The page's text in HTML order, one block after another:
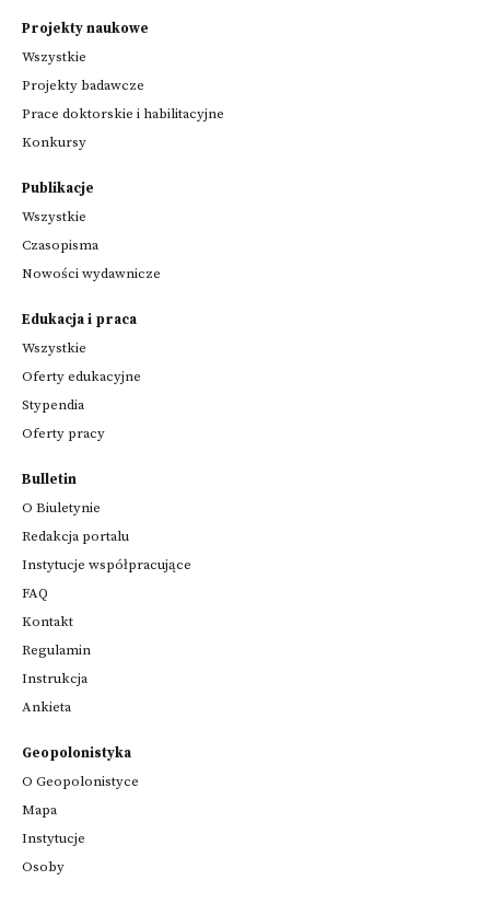
Projekty naukowe
Wszystkie
Projekty badawcze
Prace doktorskie i habilitacyjne
Konkursy
Publikacje
Wszystkie
Czasopisma
Nowości wydawnicze
Edukacja i praca
Wszystkie
Oferty edukacyjne
Stypendia
Oferty pracy
Bulletin
O Biuletynie
Redakcja portalu
Instytucje współpracujące
FAQ
Kontakt
Regulamin
Instrukcja
Ankieta
Geopolonistyka
O Geopolonistyce
Mapa
Instytucje
Osoby